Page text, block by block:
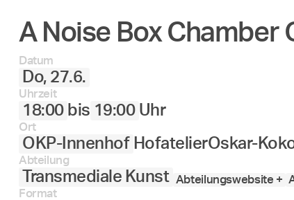
A Noise Box Chamber
Datum
Do, 27.6.
Uhrzeit
18:00 bis 19:00 Uhr
Ort
OKP-Innenhof HofatelierOskar-
Abteilung
Transmediale Kunst Abteilungswebsite +
Format